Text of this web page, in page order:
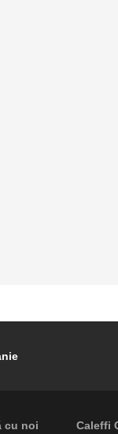
cu noi Caleffi